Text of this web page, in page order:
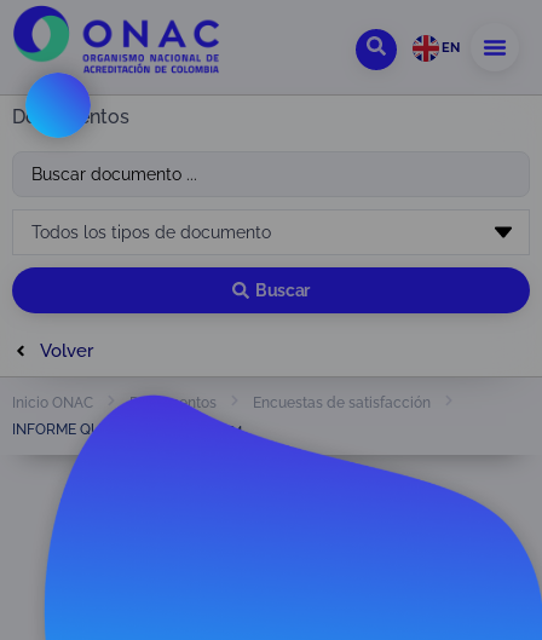
EN
Documentos
Buscar
Volver
Inicio ONAC Documentos
Encuestas de satisfacción
INFORME QUINTO BIMESTRE 2024